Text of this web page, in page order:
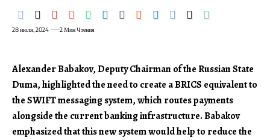
28 июля, 2024 2 Мин Чтения
Alexander Babakov, Deputy Chairman of the Russian State
Duma, highlighted the need to create a BRICS equivalent to
the SWIFT messaging system, which routes payments
alongside the current banking infrastructure. Babakov
emphasized that this new system would help to reduce the